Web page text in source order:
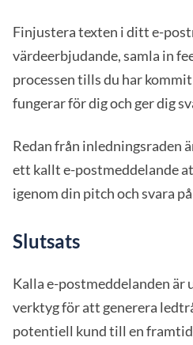
Finjustera texten i ditt e-
värdeerbjudande, samla in
processen tills du har
fungerar för dig och ger dig
Redan från inledningsraden
ett kallt e-postmeddelande
igenom din pitch och svara
Slutsats
Kalla e-postmeddelanden
verktyg för att generera
potentiell kund till en